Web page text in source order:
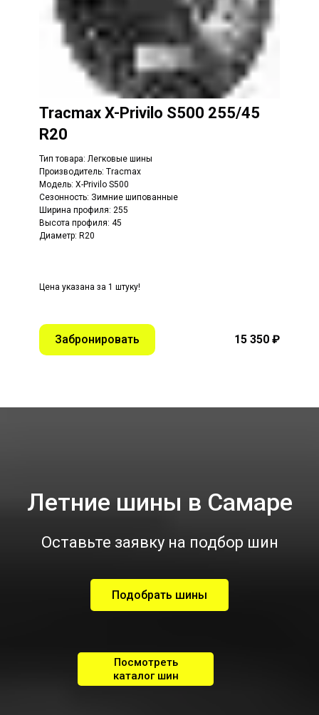
Tracmax X-Privilo S500 255/45
R20
Тип товара: Легковые шины
Производитель: Tracmax
Модель: X-Privilo S500
Сезонность: Зимние шипованные
Ширина профиля: 255
Высота профиля: 45
Диаметр: R20
Цена указана за 1 штуку!
Забронировать 15 350 ₽
Летние шины в Самаре
Оставьте заявку на подбор шин
Подобрать шины
Посмотреть
каталог шин